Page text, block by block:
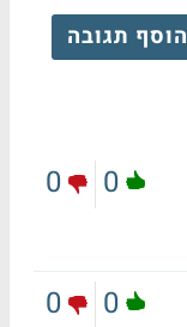
הוסף תגובה
0
0
0
0